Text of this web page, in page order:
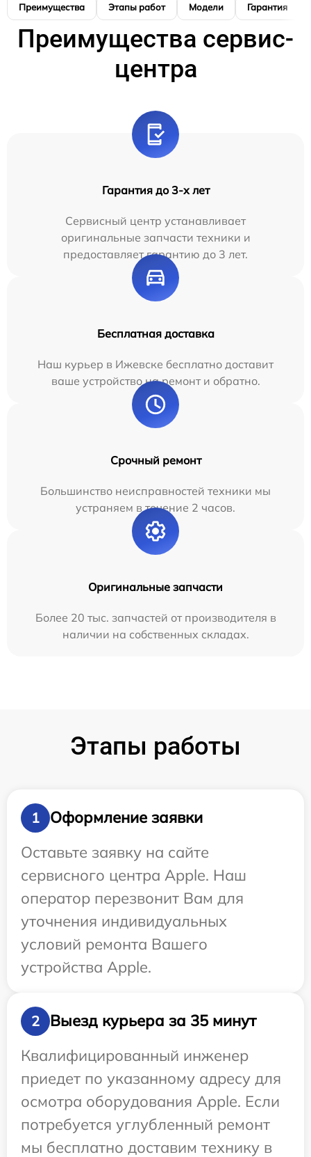
Преимущества Этапы работ Модели Гарантия
Преимущества сервис-
центра
Гарантия до 3-х лет
Сервисный центр устанавливает
оригинальные запчасти техники и
предоставляет гарантию до 3 лет.
Бесплатная доставка
Наш курьер в Ижевске бесплатно доставит
ваше устройство на ремонт и обратно.
Срочный ремонт
Большинство неисправностей техники мы
устраняем в течение 2 часов.
Оригинальные запчасти
Более 20 тыс. запчастей от производителя в
наличии на собственных складах.
Этапы работы
1
Оформление заявки
Оставьте заявку на сайте
сервисного центра Apple. Наш
оператор перезвонит Вам для
уточнения индивидуальных
условий ремонта Вашего
устройства Apple.
2
Выезд курьера за 35 минут
Квалифицированный инженер
приедет по указанному адресу для
осмотра оборудования Apple. Если
потребуется углубленный ремонт
мы бесплатно доставим технику в